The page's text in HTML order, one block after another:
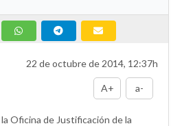
22 de octubre de 2014, 12:37h
A+ a-
Oficina de Justificación de la